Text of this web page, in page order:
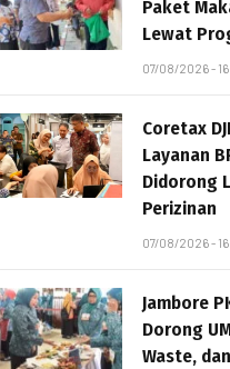
Paket
Lewat
07/08/2026 -
Coretax
Layanan
Didorong
Perizinan
07/08/2026 -
Jambore
Dorong
Waste,